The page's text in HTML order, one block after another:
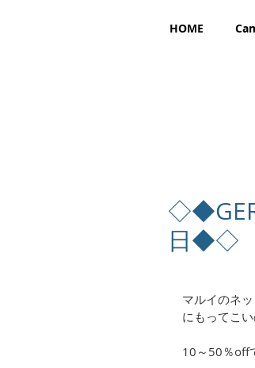
HOME
日◆◇
マルイのネ
にもってこ
10～50％off